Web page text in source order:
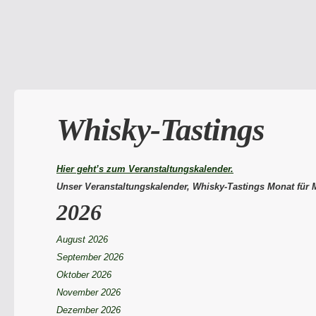
Whisky-Tastings
Hier geht’s zum Veranstaltungskalender.
Unser Veranstaltungskalender, Whisky-Tastings Monat für
2026
August 2026
September 2026
Oktober 2026
November 2026
Dezember 2026